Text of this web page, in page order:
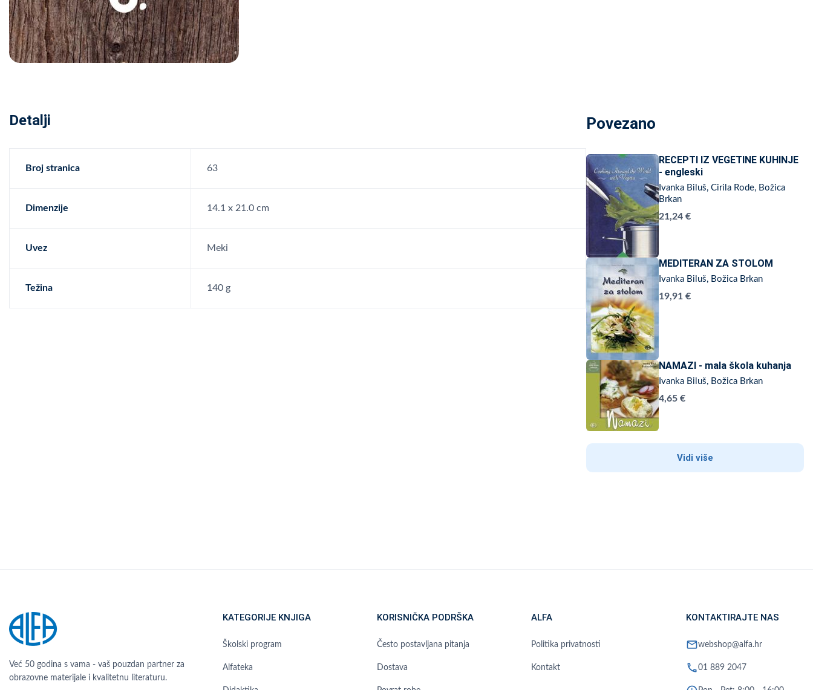
Detalji
Broj stranica 63
Dimenzije 14.1 x 21.0 cm
Uvez Meki
Težina 140 g
Povezano
RECEPTI IZ VEGETINE KUHINJE
- engleski
Ivanka Biluš, Cirila Rode, Božica
Brkan
21,24 €
MEDITERAN ZA STOLOM
Ivanka Biluš, Božica Brkan
19,91 €
NAMAZI - mala škola kuhanja
Ivanka Biluš, Božica Brkan
4,65 €
Vidi više
Već 50 godina s vama - vaš pouzdan partner za
obrazovne materijale i kvalitetnu literaturu.
KATEGORIJE KNJIGA
Školski program
Alfateka
KORISNIČKA PODRŠKA
Često postavljana pitanja
Dostava
ALFA
Politika privatnosti
Kontakt
KONTAKTIRAJTE NAS
mailwebshop@alfa.hr
phone01 889 2047